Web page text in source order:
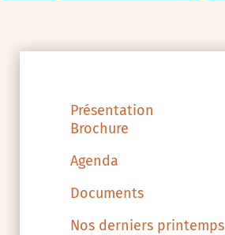
Présentation
Brochure
Agenda
Documents
Nos derniers printemps